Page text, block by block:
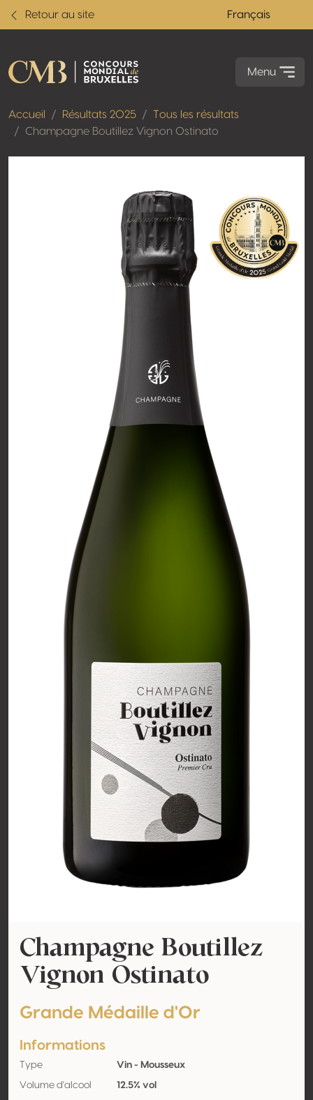
Retour au site Français
Menu
Accueil Résultats 2025
Tous les résultats
Champagne Boutillez Vignon Ostinato
Champagne Boutillez
Vignon Ostinato
Grande Médaille d'Or
Informations
Type Vin - Mousseux
Volume d'alcool 12.5% vol